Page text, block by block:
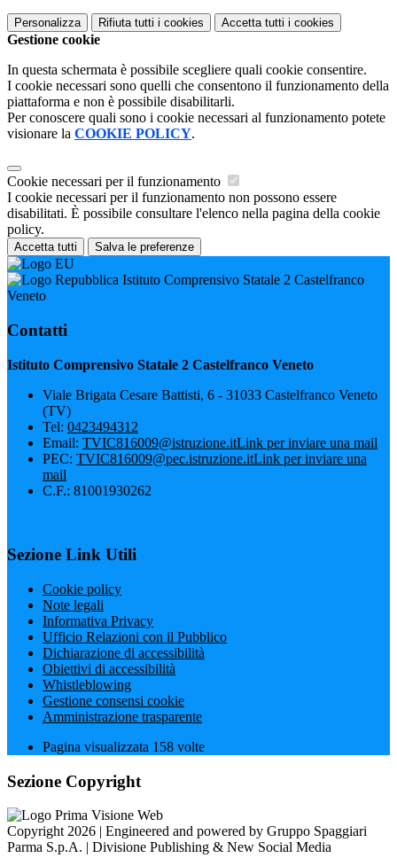
Personalizza Rifiuta tutti i cookies Accetta tutti i cookies
Gestione cookie
In questa schermata è possibile scegliere quali cookie consentire.
I cookie necessari sono quelli che consentono il funzionamento della
piattaforma e non è possibile disabilitarli.
Per conoscere quali sono i cookie necessari al funzionamento potete
visionare la COOKIE POLICY.
Cookie necessari per il funzionamento
I cookie necessari per il funzionamento non possono essere
disabilitati. È possibile consultare l'elenco nella pagina della cookie
policy.
Accetta tutti Salva le preferenze
Istituto Comprensivo Statale 2 Castelfranco
Veneto
Contatti
Istituto Comprensivo Statale 2 Castelfranco Veneto
Viale Brigata Cesare Battisti, 6 - 31033 Castelfranco Veneto
(TV)
Tel: 0423494312
Email: TVIC816009@istruzione.itLink per inviare una mail
PEC: TVIC816009@pec.istruzione.itLink per inviare una
mail
C.F.: 81001930262
Sezione Link Utili
Cookie policy
Note legali
Informativa Privacy
Ufficio Relazioni con il Pubblico
Dichiarazione di accessibilità
Obiettivi di accessibilità
Whistleblowing
Gestione consensi cookie
Amministrazione trasparente
Pagina visualizzata 158 volte
Sezione Copyright
Copyright 2026 | Engineered and powered by Gruppo Spaggiari
Parma S.p.A. | Divisione Publishing & New Social Media